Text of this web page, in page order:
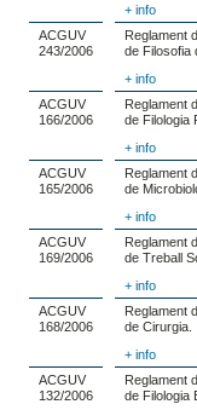
+ info
ACGUV
243/2006
Reglament
de Filosofia
+ info
ACGUV
166/2006
Reglament
de Filologia
+ info
ACGUV
165/2006
Reglament
de
+ info
ACGUV
169/2006
Reglament
de Treball
+ info
ACGUV
168/2006
Reglament
de Cirurgia.
+ info
ACGUV
132/2006
Reglament
de Filologia